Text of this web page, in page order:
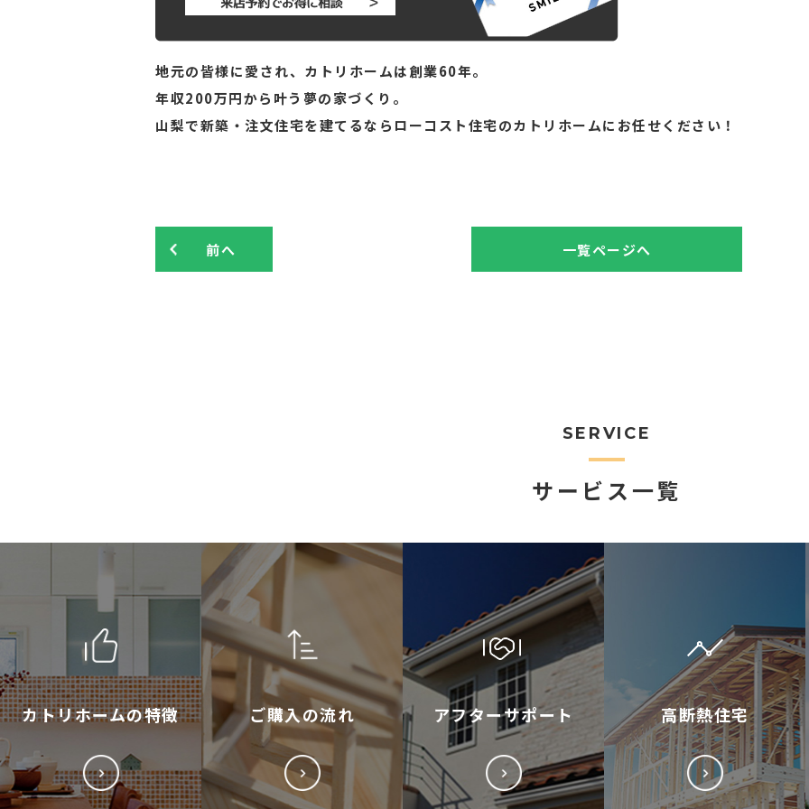
地元の皆様に愛され、カトリホームは創業60年。
年収200万円から叶う夢の家づくり。
山梨で新築・注文住宅を建てるならローコスト住宅のカトリホームにお任せください！
前へ 一覧ページへ
SERVICE
サービス一覧
カトリホームの特徴 ご購入の流れ アフターサポート 高断熱住宅